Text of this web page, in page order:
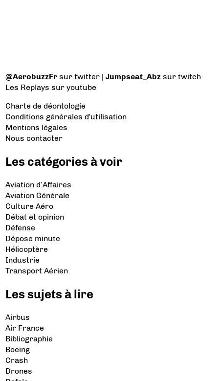
@AerobuzzFr sur twitter |Jumpseat_Abz sur twitch
Les Replays sur youtube
Charte de déontologie
Conditions générales d'utilisation
Mentions légales
Nous contacter
Les catégories à voir
Aviation d’Affaires
Aviation Générale
Culture Aéro
Débat et opinion
Défense
Dépose minute
Hélicoptère
Industrie
Transport Aérien
Les sujets à lire
Airbus
Air France
Bibliographie
Boeing
Crash
Drones